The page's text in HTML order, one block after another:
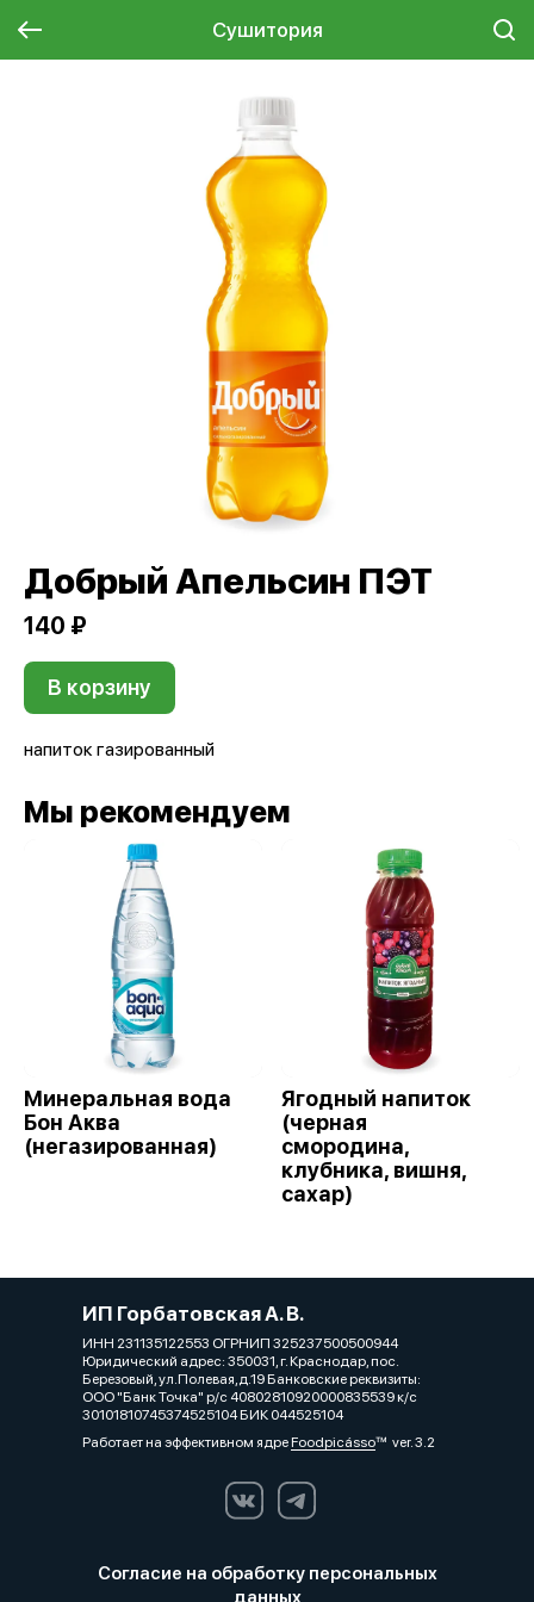
Сушитория
Добрый Апельсин ПЭТ
140 ₽
В корзину
напиток газированный
Мы рекомендуем
Минеральная вода
Бон Аква
(негазированная)
Ягодный напиток
(черная
смородина,
клубника, вишня,
сахар)
ИП Горбатовская А. В.
ИНН 231135122553 ОГРНИП 325237500500944
Юридический адрес: 350031, г. Краснодар, пос.
Березовый, ул.Полевая,д.19 Банковские реквизиты:
ООО "Банк Точка" р/с 40802810920000835539 к/с
30101810745374525104 БИК 044525104
Работает на эффективном ядреFoodpicássover. 3.2
Согласие на обработку персональных
данных